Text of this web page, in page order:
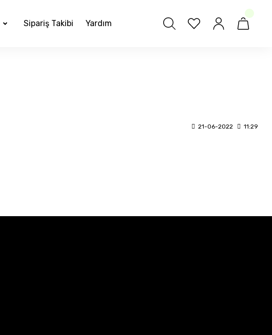
Sipariş Takibi Yardım
21-06-2022 11:29